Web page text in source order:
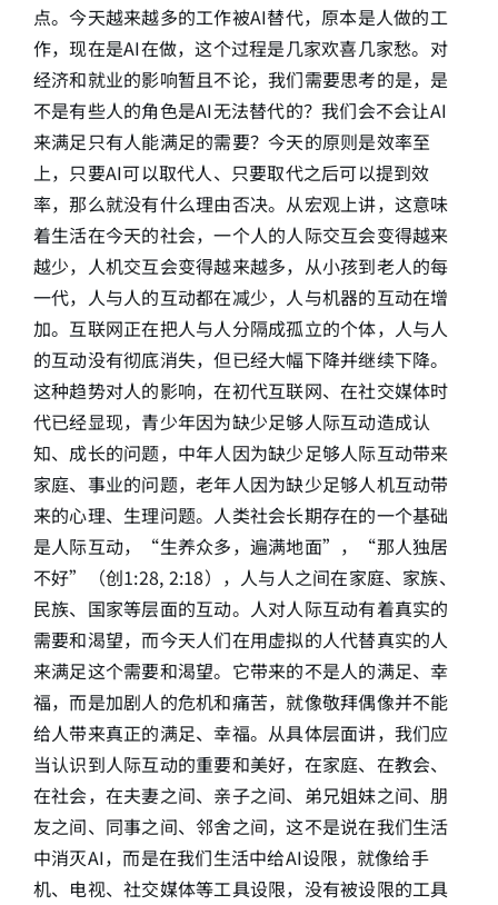
点。今天越来越多的工作被AI替代，原本是人做的工
作，现在是AI在做，这个过程是几家欢喜几家愁。对
经济和就业的影响暂且不论，我们需要思考的是，是
不是有些人的角色是AI无法替代的？我们会不会让AI
来满足只有人能满足的需要？今天的原则是效率至
上，只要AI可以取代人、只要取代之后可以提到效
率，那么就没有什么理由否决。从宏观上讲，这意味
着生活在今天的社会，一个人的人际交互会变得越来
越少，人机交互会变得越来越多，从小孩到老人的每
一代，人与人的互动都在减少，人与机器的互动在增
加。互联网正在把人与人分隔成孤立的个体，人与人
的互动没有彻底消失，但已经大幅下降并继续下降。
这种趋势对人的影响，在初代互联网、在社交媒体时
代已经显现，青少年因为缺少足够人际互动造成认
知、成长的问题，中年人因为缺少足够人际互动带来
家庭、事业的问题，老年人因为缺少足够人机互动带
来的心理、生理问题。人类社会长期存在的一个基础
是人际互动，“生养众多，遍满地面”，“那人独居
不好”（创1:28, 2:18），人与人之间在家庭、家族、
民族、国家等层面的互动。人对人际互动有着真实的
需要和渴望，而今天人们在用虚拟的人代替真实的人
来满足这个需要和渴望。它带来的不是人的满足、幸
福，而是加剧人的危机和痛苦，就像敬拜偶像并不能
给人带来真正的满足、幸福。从具体层面讲，我们应
当认识到人际互动的重要和美好，在家庭、在教会、
在社会，在夫妻之间、亲子之间、弟兄姐妹之间、朋
友之间、同事之间、邻舍之间，这不是说在我们生活
中消灭AI，而是在我们生活中给AI设限，就像给手
机、电视、社交媒体等工具设限，没有被设限的工具